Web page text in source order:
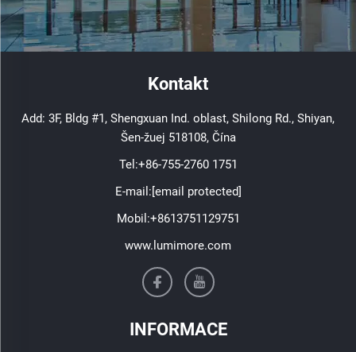
Kontakt
Add: 3F, Bldg #1, Shengxuan Ind. oblast, Shilong Rd., Shiyan,
Šen-žuej 518108, Čína
Tel:+86-755-2760 1751
E-mail:[email protected]
Mobil:+8613751129751
www.lumimore.com
INFORMACE